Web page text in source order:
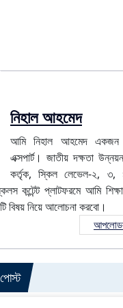
নিহাল আহমেদ
আমি নিহাল আহমেদ একজন
এক্সপার্ট। জাতীয় দক্ষতা
কর্তৃক, স্কিল লেভেল-২, ৩,
প্লাটফরমে আমি
বিষয় নিয়ে আলোচনা করবো।